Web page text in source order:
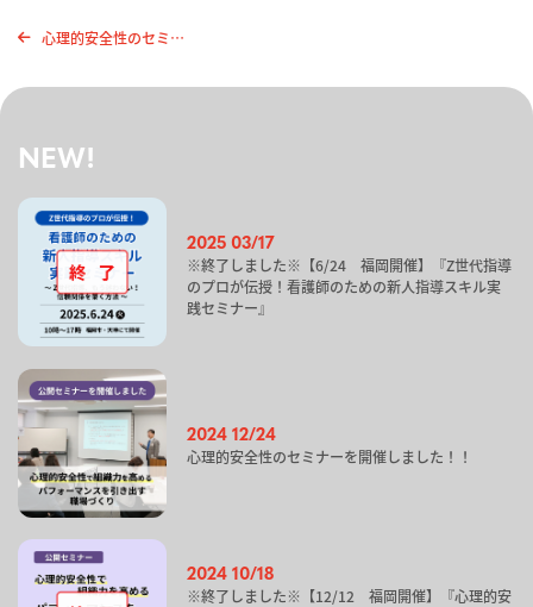
心理的安全性のセミナーを開催しました！！
NEW!
2025 03/17
※終了しました※【6/24 福岡開催】『Z世代指導
のプロが伝授！看護師のための新人指導スキル実
践セミナー』
2024 12/24
心理的安全性のセミナーを開催しました！！
2024 10/18
※終了しました※【12/12 福岡開催】『心理的安